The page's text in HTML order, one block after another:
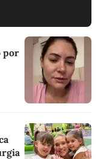
por